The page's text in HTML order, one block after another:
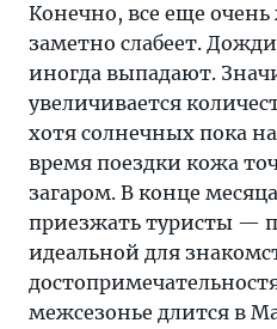
Конечно, все еще
заметно слабеет.
иногда выпадают.
увеличивается
хотя солнечных пока
время поездки кожа
загаром. В конце
приезжать туристы —
идеальной для
межсезонье длится в